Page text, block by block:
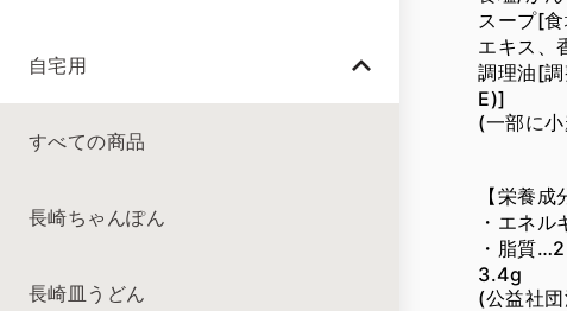
自宅用
すべての商品
長崎ちゃんぽん
長崎皿うどん
スープ[
エキス、
調理油[
E)]
(一部に
【栄養
・エネ
・脂質
3.4g
(公益社